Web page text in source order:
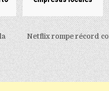
Netflix rompe récord